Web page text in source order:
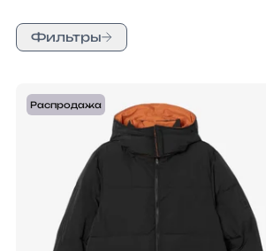
Фильтры
SMLXLXXL
Распродажа